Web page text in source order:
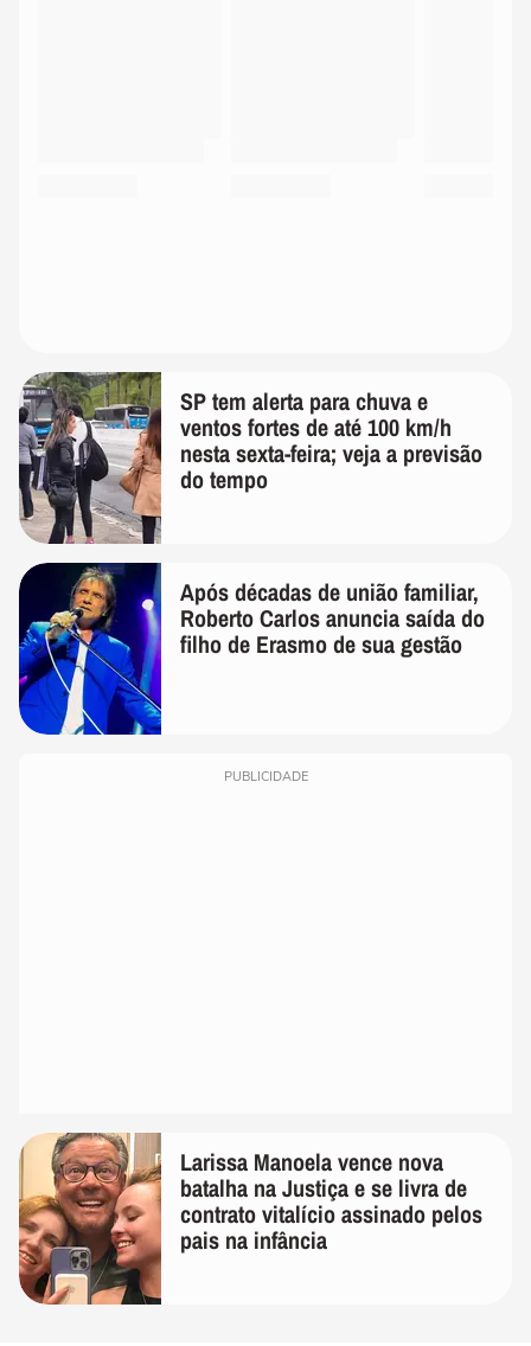
SP tem alerta para chuva e
ventos fortes de até 100 km/h
nesta sexta-feira; veja a previsão
do tempo
Após décadas de união familiar,
Roberto Carlos anuncia saída do
filho de Erasmo de sua gestão
PUBLICIDADE
Larissa Manoela vence nova
batalha na Justiça e se livra de
contrato vitalício assinado pelos
pais na infância